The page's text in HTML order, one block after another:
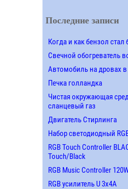
Последние записи
Когда и как бензол
Свечной обогреватель
Автомобиль на дровах
Печка голландка
Чистая окружающая
сланцевый газ
Двигатель Стирлинга
Набор светодиодный
RGB Touch Controller
Touch/Black
RGB Music Controller
RGB усилитель U 3х4A